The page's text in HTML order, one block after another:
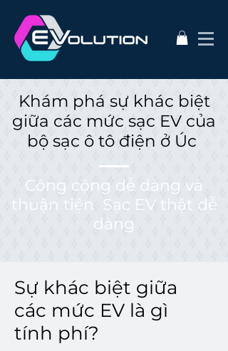
Khám phá sự khác biệt
giữa các mức sạc EV của
bộ sạc ô tô điện ở Úc
Công cộng dễ dàng và
thuận tiện Sạc EV thật dễ
dàng
Sự khác biệt giữa
các mức EV là gì
tính phí?